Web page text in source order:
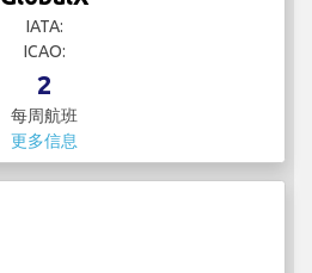
IATA:
ICAO:
2
每周航班
更多信息